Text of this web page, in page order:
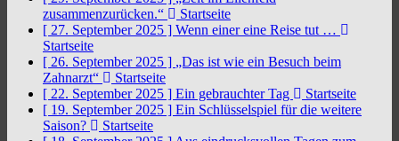
zusammenzurücken.“
Startseite
[ 27. September 2025 ] Wenn einer eine Reise tut …
Startseite
[ 26. September 2025 ] „Das ist wie ein Besuch beim
Zahnarzt“
Startseite
[ 22. September 2025 ] Ein gebrauchter Tag
Startseite
[ 19. September 2025 ] Ein Schlüsselspiel für die weitere
Saison?
Startseite